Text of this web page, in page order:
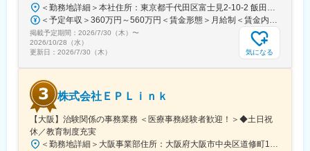
＜勤務地詳細＞本社住所：東京都千代田区富士見2-10-2 飯田橋グラン・ブルーム勤務地最寄駅：各線／飯田橋駅受動喫煙対策：屋内全面禁煙
＜予定年収＞360万円～560万円＜賃金形態＞月給制＜賃金内訳＞月額（基本給）：290,000円～350,000円＜月給＞290,000円～350,000円＜昇給有無＞有＜残業手当＞有＜給与補足＞※詳細は、能力・経験に応じて決定します。■昇給：年1回■賞与：年2回（但し、決算賞与追加支給にて年3回の実績有）賃金はあくまでも目安の金額であり、選考を通じて上下する可能性があります。月給(月額)は固定手当を含めた表記です。
掲載予定期間： 2026/7/30（木） 〜
2026/10/28（水）
更新日： 2026/7/30（木） 気になる
株式会社ＥＰＬｉｎｋ
【大阪】治験関係の事務業務 ＜医療事務経験者歓迎！＞◆土日祝
休／教育制度充実
＜勤務地詳細＞大阪事業部住所：大阪府大阪市中央区道修町1-5-18 朝日生命道修町ビル3階勤務地最寄駅：大阪市営堺筋線／北浜駅受動喫煙対策：敷地内全面禁煙変更の範囲：会社の定める事業所